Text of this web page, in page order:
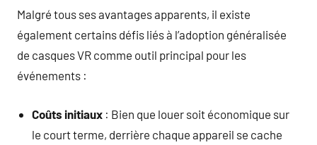
Malgré tous ses avantages apparents, il existe
également certains défis liés à l’adoption généralisée
de casques VR comme outil principal pour les
événements :
Coûts initiaux : Bien que louer soit économique sur
le court terme, derrière chaque appareil se cache